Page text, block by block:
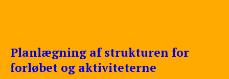
Planlægning af strukturen for
forløbet og aktiviteterne